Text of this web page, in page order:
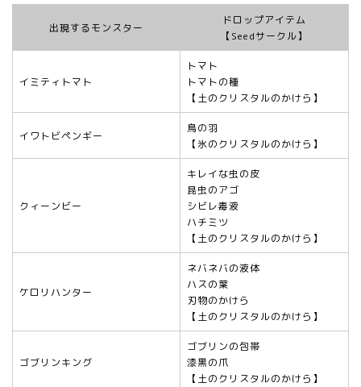
出現するモンスター
ドロップアイテム
【Seedサークル】
イミティトマト
トマト
トマトの種
【土のクリスタルのかけら】
イワトビペンギー
鳥の羽
【氷のクリスタルのかけら】
クィーンビー
キレイな虫の皮
昆虫のアゴ
シビレ毒液
ハチミツ
【土のクリスタルのかけら】
ケロリハンター
ネバネバの液体
ハスの葉
刃物のかけら
【土のクリスタルのかけら】
ゴブリンキング
ゴブリンの包帯
漆黒の爪
【土のクリスタルのかけら】